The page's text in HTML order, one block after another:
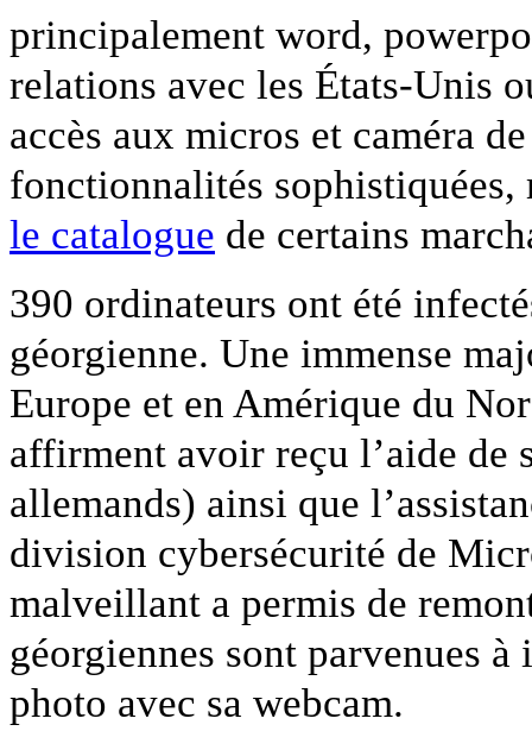
principalement word,
relations avec les États-Unis
accès aux micros et caméra
fonctionnalités
le catalogue de certains
390 ordinateurs ont été
géorgienne. Une immense
Europe et en Amérique du
affirment avoir reçu l’aide de
allemands) ainsi que
division cybersécurité de
malveillant a permis de
géorgiennes sont parvenues
photo avec sa webcam.